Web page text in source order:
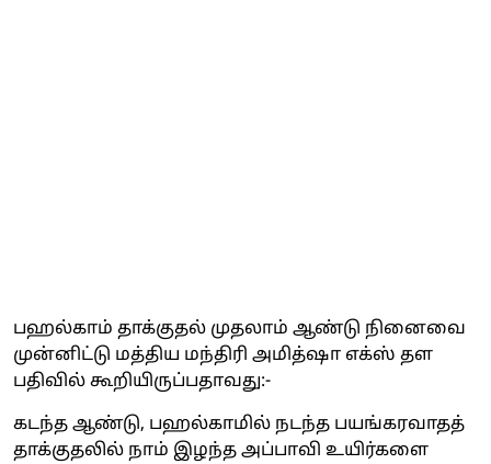
பஹல்காம் தாக்குதல் முதலாம் ஆண்டு நினைவை
முன்னிட்டு மத்திய மந்திரி அமித்ஷா எக்ஸ் தள
பதிவில் கூறியிருப்பதாவது:-
கடந்த ஆண்டு, பஹல்காமில் நடந்த பயங்கரவாதத்
தாக்குதலில் நாம் இழந்த அப்பாவி உயிர்களை